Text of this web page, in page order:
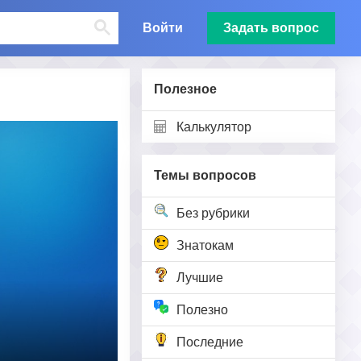
Войти Задать вопрос
Полезное
Калькулятор
Темы вопросов
Без рубрики
Знатокам
Лучшие
Полезно
Последние